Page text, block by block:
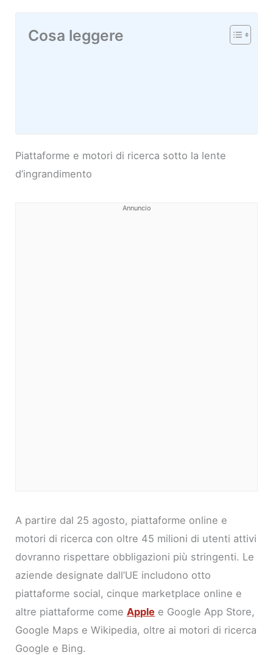
Cosa leggere
Piattaforme e motori di ricerca sotto la lente
d’ingrandimento
Annuncio
A partire dal 25 agosto, piattaforme online e
motori di ricerca con oltre 45 milioni di utenti attivi
dovranno rispettare obbligazioni più stringenti. Le
aziende designate dall’UE includono otto
piattaforme social, cinque marketplace online e
altre piattaforme comeApple e Google App Store,
Google Maps e Wikipedia, oltre ai motori di ricerca
Google e Bing.